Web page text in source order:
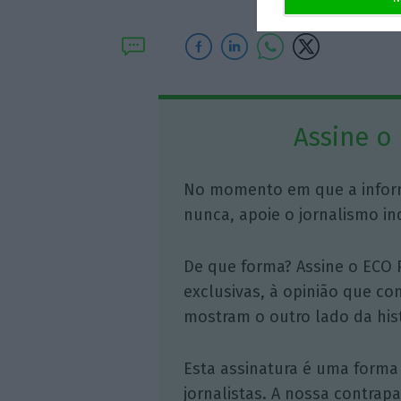
Assine o
No momento em que a
nunca, apoie o jornalismo
De que forma? Assine o
exclusivas, à opinião que
mostram o outro lado da
Esta assinatura é uma
jornalistas. A nossa